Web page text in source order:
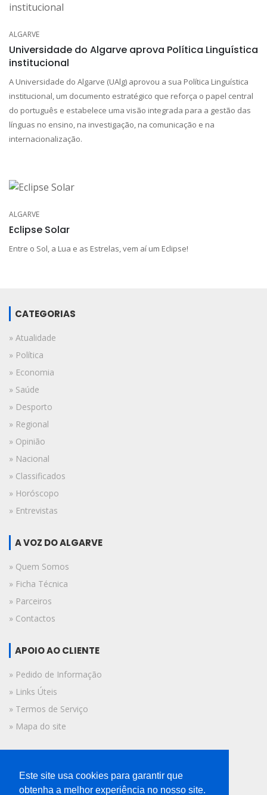
ALGARVE
Universidade do Algarve aprova Política Linguística
institucional
A Universidade do Algarve (UAlg) aprovou a sua Política Linguística
institucional, um documento estratégico que reforça o papel central
do português e estabelece uma visão integrada para a gestão das
línguas no ensino, na investigação, na comunicação e na
internacionalização.
ALGARVE
Eclipse Solar
Entre o Sol, a Lua e as Estrelas, vem aí um Eclipse!
CATEGORIAS
» Atualidade
» Política
» Economia
» Saúde
» Desporto
» Regional
» Opinião
» Nacional
» Classificados
» Horóscopo
» Entrevistas
A VOZ DO ALGARVE
» Quem Somos
» Ficha Técnica
» Parceiros
» Contactos
APOIO AO CLIENTE
» Pedido de Informação
» Links Úteis
» Termos de Serviço
» Mapa do site
© 2019 A Voz do Algarve.
Este site usa cookies para garantir que
obtenha a melhor experiência no nosso site.